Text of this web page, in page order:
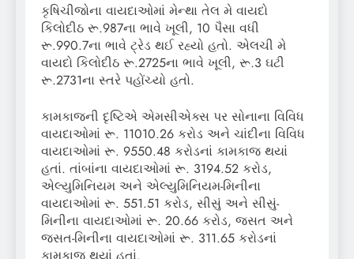
કૃષિચીજોના વાયદાઓમાં મેન્થા તેલ મે વાયદો
કિલોદીઠ રૂ.987ના ભાવે ખૂલી, 10 પૈસા વધી
રૂ.990.7ના ભાવે ટ્રેડ થઈ રહ્યો હતો. એલચી મે
વાયદો કિલોદીઠ રૂ.2725ના ભાવે ખૂલી, રૂ.3 ઘટી
રૂ.2731ના સ્તરે પહોંચ્યો હતો.
કામકાજની દૃષ્ટિએ એમસીએક્સ પર સોનાના વિવિધ
વાયદાઓમાં રૂ. 11010.26 કરોડ અને ચાંદીના વિવિધ
વાયદાઓમાં રૂ. 9550.48 કરોડનાં કામકાજ થયાં
હતાં. તાંબાંના વાયદાઓમાં રૂ. 3194.52 કરોડ,
એલ્યુમિનિયમ અને એલ્યુમિનિયમ-મિનીના
વાયદાઓમાં રૂ. 551.51 કરોડ, સીસું અને સીસું-
મિનીના વાયદાઓમાં રૂ. 20.66 કરોડ, જસત અને
જસત-મિનીના વાયદાઓમાં રૂ. 311.65 કરોડનાં
કામકાજ થયાં હતાં.